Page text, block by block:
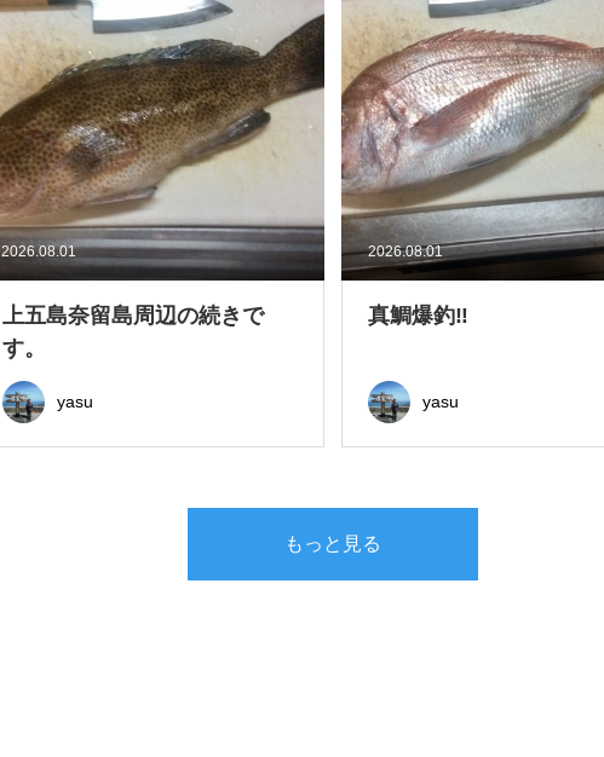
2026.08.01
上五島奈留島周辺の続きで
す。
yasu
2026.08.01
真鯛爆釣‼
yasu
もっと見る